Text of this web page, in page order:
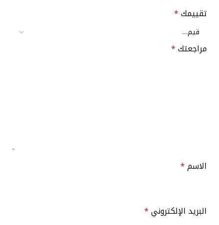
تقييمك*
مراجعتك*
الاسم*
البريد الإلكتروني*